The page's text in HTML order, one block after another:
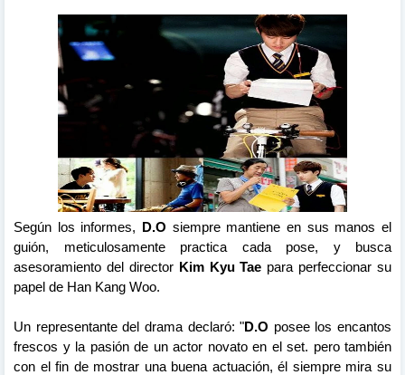
Según los informes, D.O siempre mantiene en sus manos el
guión, meticulosamente practica cada pose, y busca
asesoramiento del director Kim Kyu Tae para perfeccionar su
papel de Han Kang Woo.
Un representante del drama declaró: "D.O posee los encantos
frescos y la pasión de un actor novato en el set. pero también
con el fin de mostrar una buena actuación, él siempre mira su